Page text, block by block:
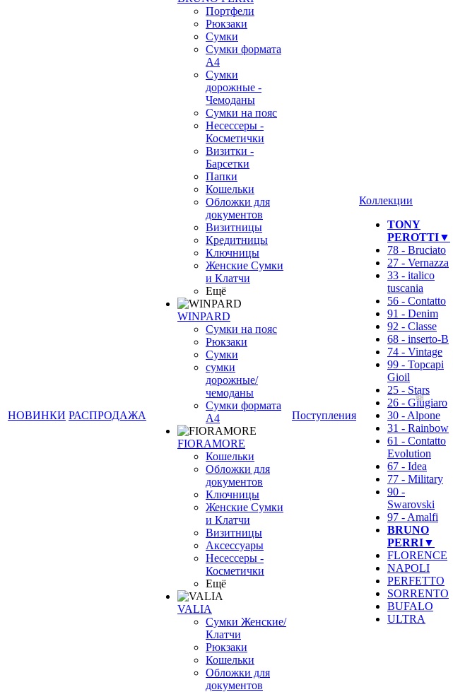
НОВИНКИ РАСПРОДАЖА
Портфели
Рюкзаки
Сумки
Сумки формата
А4
Сумки
дорожные -
Чемоданы
Сумки на пояс
Несессеры -
Косметички
Визитки -
Барсетки
Папки
Кошельки
Обложки для
документов
Визитницы
Кредитницы
Ключницы
Женские Сумки
и Клатчи
Ещё
WINPARD
Сумки на пояс
Рюкзаки
Сумки
сумки
дорожные/
чемоданы
Сумки формата
А4
FIORAMORE
Кошельки
Обложки для
документов
Ключницы
Женские Сумки
и Клатчи
Визитницы
Аксессуары
Несессеры -
Косметички
Ещё
VALIA
Сумки Женские/
Клатчи
Рюкзаки
Кошельки
Обложки для
документов
Поступления
Коллекции
TONY
PEROTTI▼
78 - Bruciato
27 - Vernazza
33 - italico
tuscania
56 - Contatto
91 - Denim
92 - Classe
68 - inserto-B
74 - Vintage
99 - Topcapi
Gioil
25 - Stars
26 - Giugiaro
30 - Alpone
31 - Rainbow
61 - Contatto
Evolution
67 - Idea
77 - Military
90 -
Swarovski
97 - Amalfi
BRUNO
PERRI▼
FLORENCE
NAPOLI
PERFETTO
SORRENTO
BUFALO
ULTRA